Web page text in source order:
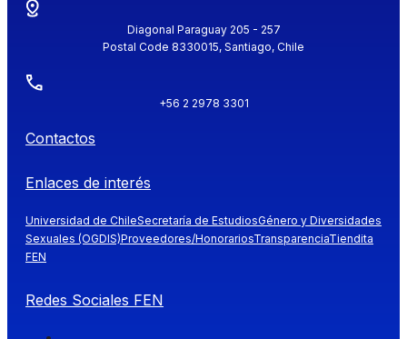
Diagonal Paraguay 205 - 257
Postal Code 8330015, Santiago, Chile
+56 2 2978 3301
Contactos
Enlaces de interés
Universidad de ChileSecretaría de EstudiosGénero y Diversidades
Sexuales (OGDIS)Proveedores/HonorariosTransparenciaTiendita
FEN
Redes Sociales FEN